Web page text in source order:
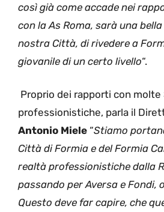
così già come accade nei
con la As Roma, sarà una
nostra Città, di rivedere a
giovanile di un certo livello“.
Proprio dei rapporti con molte
professionistiche, parla il
Antonio Miele “Stiamo
Città di Formia e del Formia
realtà professionistiche dalla
passando per Aversa e Fondi,
Questo deve far capire, che